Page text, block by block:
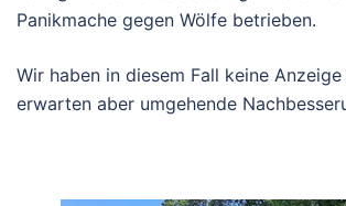
Panikmache gegen Wölfe betrieben.
Wir haben in diesem Fall keine
erwarten aber umgehende